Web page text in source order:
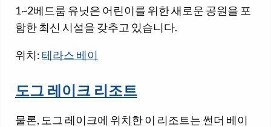
1~2베드룸 유닛은 어린이를 위한 새로운 공원을 포
함한 최신 시설을 갖추고 있습니다.
위치: 테라스 베이
도그 레이크 리조트
물론, 도그 레이크에 위치한 이 리조트는 썬더 베이